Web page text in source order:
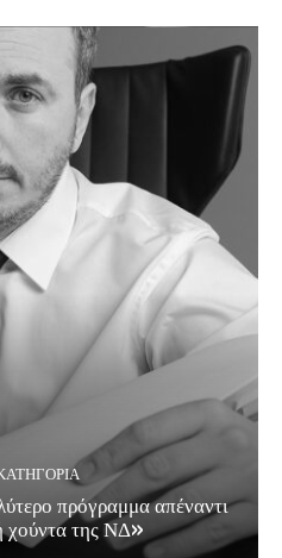
πρόγραμμα απέναντι
χούντα της ΝΔ»